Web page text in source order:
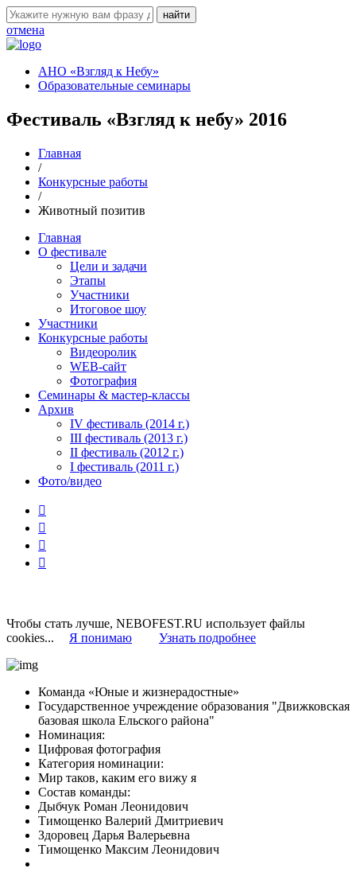
отмена
АНО «Взгляд к Небу»
Образовательные семинары
Фестиваль «Взгляд к небу» 2016
Главная
/
Конкурсные работы
/
Животный позитив
Главная
О фестивале
Цели и задачи
Этапы
Участники
Итоговое шоу
Участники
Конкурсные работы
Видеоролик
WEB-сайт
Фотография
Семинары & мастер-классы
Архив
IV фестиваль (2014 г.)
III фестиваль (2013 г.)
II фестиваль (2012 г.)
I фестиваль (2011 г.)
Фото/видео




Чтобы стать лучше, NEBOFEST.RU использует файлы
cookies...
Я понимаю Узнать подробнее
Команда «Юные и жизнерадостные»
Государственное учреждение образования "Движковская
базовая школа Ельского района"
Номинация:
Цифровая фотография
Категория номинации:
Мир таков, каким его вижу я
Состав команды:
Дыбчук Роман Леонидович
Тимощенко Валерий Дмитриевич
Здоровец Дарья Валерьевна
Тимощенко Максим Леонидович